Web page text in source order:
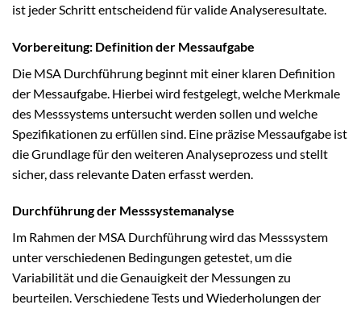
ist jeder Schritt entscheidend für valide Analyseresultate.
Vorbereitung: Definition der Messaufgabe
Die MSA Durchführung beginnt mit einer klaren Definition
der Messaufgabe. Hierbei wird festgelegt, welche Merkmale
des Messsystems untersucht werden sollen und welche
Spezifikationen zu erfüllen sind. Eine präzise Messaufgabe ist
die Grundlage für den weiteren Analyseprozess und stellt
sicher, dass relevante Daten erfasst werden.
Durchführung der Messsystemanalyse
Im Rahmen der MSA Durchführung wird das Messsystem
unter verschiedenen Bedingungen getestet, um die
Variabilität und die Genauigkeit der Messungen zu
beurteilen. Verschiedene Tests und Wiederholungen der